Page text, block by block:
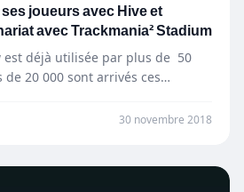
joueurs avec Hive et
avec Trackmania² Stadium
est déjà utilisée par plus de 50
20 000 sont arrivés ces…
30 novembre 2018